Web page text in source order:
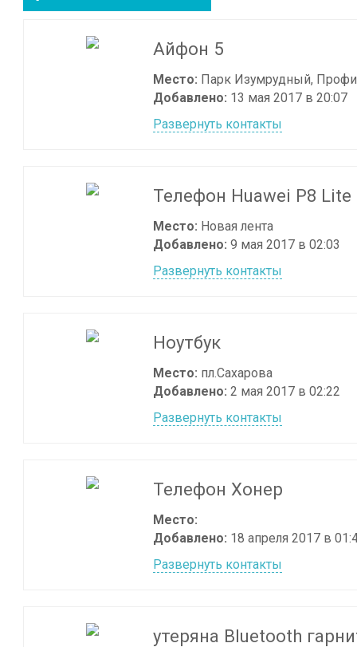
Айфон 5
Место: Парк Изумрудный,
Добавлено: 13 мая 2017 в 20:07
Развернуть контакты
Телефон Huawei P8 Lite
Место: Новая лента
Добавлено: 9 мая 2017 в 02:03
Развернуть контакты
Ноутбук
Место: пл.Сахарова
Добавлено: 2 мая 2017 в 02:22
Развернуть контакты
Телефон Хонер
Место:
Добавлено: 18 апреля 2017 в
Развернуть контакты
утеряна Bluetooth